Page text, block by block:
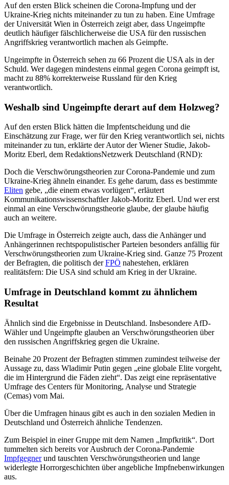
Auf den ersten Blick scheinen die Corona-Impfung und der
Ukraine-Krieg nichts miteinander zu tun zu haben. Eine Umfrage
der Universität Wien in Österreich zeigt aber, dass Ungeimpfte
deutlich häufiger fälschlicherweise die USA für den russischen
Angriffskrieg verantwortlich machen als Geimpfte.
Ungeimpfte in Österreich sehen zu 66 Prozent die USA als in der
Schuld. Wer dagegen mindestens einmal gegen Corona geimpft ist,
macht zu 88% korrekterweise Russland für den Krieg
verantwortlich.
Weshalb sind Ungeimpfte derart auf dem Holzweg?
Auf den ersten Blick hätten die Impfentscheidung und die
Einschätzung zur Frage, wer für den Krieg verantwortlich sei, nichts
miteinander zu tun, erklärte der Autor der Wiener Studie, Jakob-
Moritz Eberl, dem RedaktionsNetzwerk Deutschland (RND):
Doch die Verschwörungstheorien zur Corona-Pandemie und zum
Ukraine-Krieg ähneln einander. Es gehe darum, dass es bestimmte
Eliten gebe, „die einem etwas vorlügen“, erläutert
Kommunikationswissenschaftler Jakob-Moritz Eberl. Und wer erst
einmal an eine Verschwörungstheorie glaube, der glaube häufig
auch an weitere.
Die Umfrage in Österreich zeigte auch, dass die Anhänger und
Anhängerinnen rechtspopulistischer Parteien besonders anfällig für
Verschwörungstheorien zum Ukraine-Krieg sind. Ganze 75 Prozent
der Befragten, die politisch derFPÖ nahestehen, erklären
realitätsfern: Die USA sind schuld am Krieg in der Ukraine.
Umfrage in Deutschland kommt zu ähnlichem
Resultat
Ähnlich sind die Ergebnisse in Deutschland. Insbesondere AfD-
Wähler und Ungeimpfte glauben an Verschwörungstheorien über
den russischen Angriffskrieg gegen die Ukraine.
Beinahe 20 Prozent der Befragten stimmen zumindest teilweise der
Aussage zu, dass Wladimir Putin gegen „eine globale Elite vorgeht,
die im Hintergrund die Fäden zieht“. Das zeigt eine repräsentative
Umfrage des Centers für Monitoring, Analyse und Strategie
(Cemas) vom Mai.
Über die Umfragen hinaus gibt es auch in den sozialen Medien in
Deutschland und Österreich ähnliche Tendenzen.
Zum Beispiel in einer Gruppe mit dem Namen „Impfkritik“. Dort
tummelten sich bereits vor Ausbruch der Corona-Pandemie
Impfgegnerund tauschten Verschwörungstheorien und lange
widerlegte Horrorgeschichten über angebliche Impfnebenwirkungen
aus.